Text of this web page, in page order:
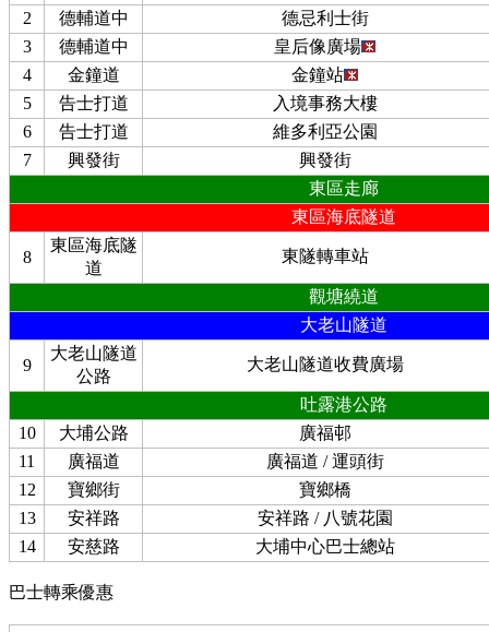
2
德輔道中
德忌利士街
3
德輔道中
皇后像廣場
4
金鐘道
金鐘站
5
告士打道
入境事務大樓
6
告士打道
維多利亞公園
7
興發街
興發街
東區走廊
東區海底隧道
8
東區海底隧
道
東隧轉車站
觀塘繞道
大老山隧道
9
大老山隧道
公路
大老山隧道收費廣場
吐露港公路
10
大埔公路
廣福邨
11
廣福道
廣福道 / 運頭街
12
寶鄉街
寶鄉橋
13
安祥路
安祥路 / 八號花園
14
安慈路 大埔中心巴士總站
巴士轉乘優惠